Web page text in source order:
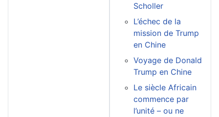
Scholler
L’échec de la
mission de Trump
en Chine
Voyage de Donald
Trump en Chine
Le siècle Africain
commence par
l’unité – ou ne